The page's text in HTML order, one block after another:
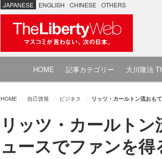
JAPANESE ENGLISH CHINESE OTHERS
HOME 記事カテゴリー 大川隆法
HOME 自己啓発 ビジネス リッツ・カールトン流おも
リッツ・カールト
ュースでファンを得